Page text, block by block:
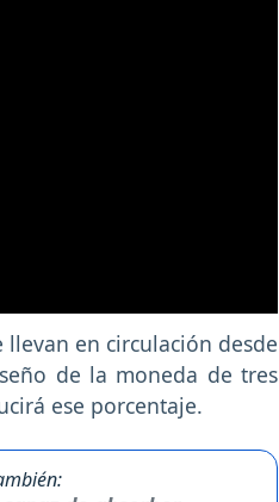
en circulación desde
de la moneda de tres
ese porcentaje.